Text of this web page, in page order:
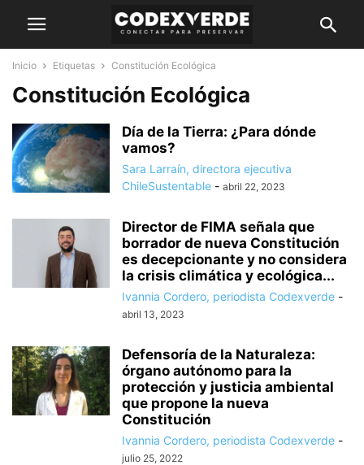
Inicio Etiquetas Constitución Ecológica
Constitución Ecológica
Día de la Tierra: ¿Para dónde
vamos?
Sara Larraín, directora ejecutiva
ChileSustentable - abril 22, 2023
Director de FIMA señala que
borrador de nueva Constitución
es decepcionante y no considera
la crisis climática y ecológica...
Ivannia Cordero, periodista Codexverde -
abril 13, 2023
Defensoría de la Naturaleza:
órgano autónomo para la
protección y justicia ambiental
que propone la nueva
Constitución
Ivannia Cordero, periodista Codexverde -
julio 25, 2022